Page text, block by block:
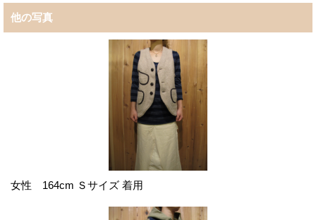
他の写真
女性 164cm Ｓサイズ 着用